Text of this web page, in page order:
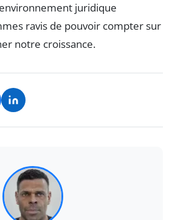
juridique
ravis de pouvoir compter sur
notre croissance.